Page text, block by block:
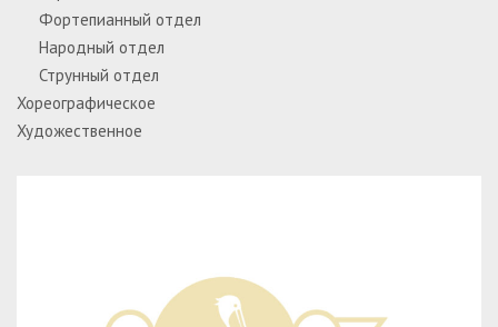
Фортепианный отдел
Народный отдел
Струнный отдел
Хореографическое
Художественное